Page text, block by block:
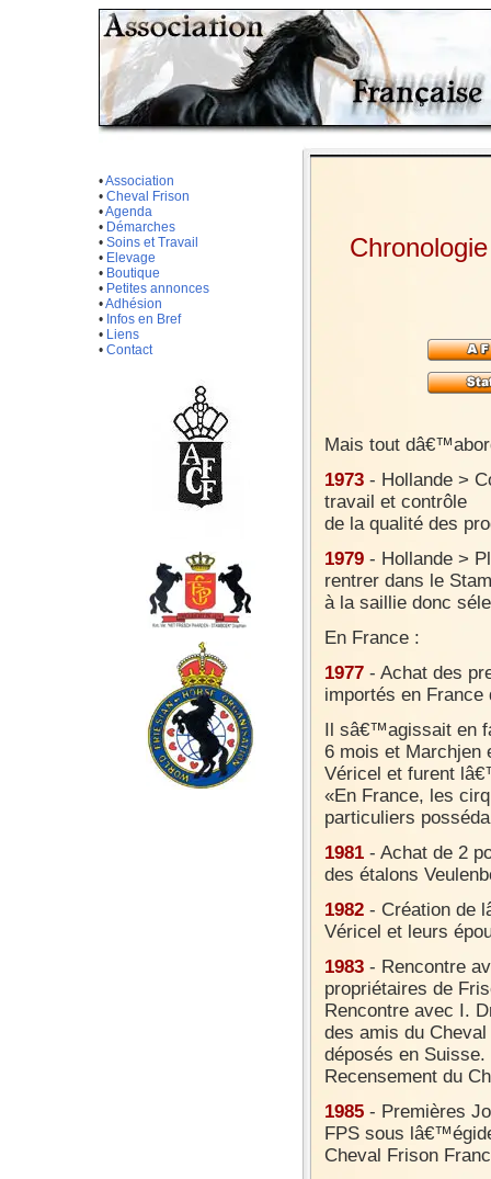
•Association
• Cheval Frison
•Agenda
• Démarches
• Soins et Travail
• Elevage
• Boutique
• Petites annonces
•Adhésion
• Infos en Bref
• Liens
• Contact
Mais tout
1973 - Hollande >
travail et contrôle
de la qualité des
1979 - Hollande >
rentrer dans le
à la saillie donc
En France :
1977 - Achat des
importés en
Il sâ€™agissait en
6 mois et Marchjen
Véricel et furent
«En France, les
particuliers
1981 - Achat de 2
des étalons
1982 - Création de
Véricel et leurs
1983 - Rencontre
propriétaires de
Rencontre avec I.
des amis du
déposés en Suisse.
Recensement du
1985 - Premières
FPS sous
Cheval Frison